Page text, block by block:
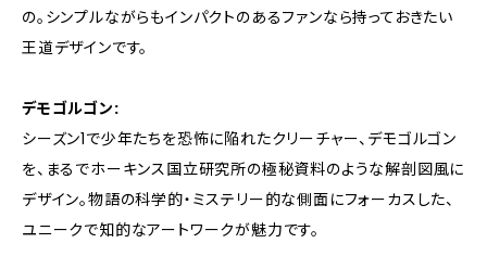
の。シンプルながらもインパクトのあるファンなら持っておきたい
王道デザインです。
デモゴルゴン:
シーズン1で少年たちを恐怖に陥れたクリーチャー、デモゴルゴン
を、まるでホーキンス国立研究所の極秘資料のような解剖図風に
デザイン。物語の科学的・ミステリー的な側面にフォーカスした、
ユニークで知的なアートワークが魅力です。